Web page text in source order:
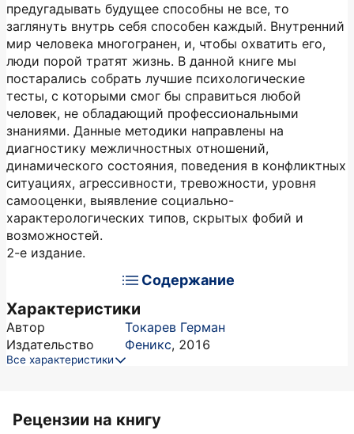
предугадывать будущее способны не все, то
заглянуть внутрь себя способен каждый. Внутренний
мир человека многогранен, и, чтобы охватить его,
люди порой тратят жизнь. В данной книге мы
постарались собрать лучшие психологические
тесты, с которыми смог бы справиться любой
человек, не обладающий профессиональными
знаниями. Данные методики направлены на
диагностику межличностных отношений,
динамического состояния, поведения в конфликтных
ситуациях, агрессивности, тревожности, уровня
самооценки, выявление социально-
характерологических типов, скрытых фобий и
возможностей.
2-е издание.
Содержание
Характеристики
Автор
Токарев Герман
Издательство
Феникс, 2016
Все характеристики
Рецензии на книгу